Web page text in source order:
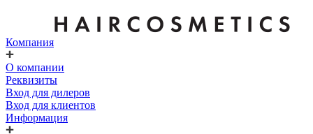
Компания
О компании
Реквизиты
Вход для дилеров
Вход для клиентов
Информация